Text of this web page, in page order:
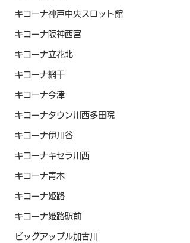
キコーナ神戸中央スロット館
キコーナ阪神西宮
キコーナ立花北
キコーナ網干
キコーナ今津
キコーナタウン川西多田院
キコーナ伊川谷
キコーナキセラ川西
キコーナ青木
キコーナ姫路
キコーナ姫路駅前
ビッグアップル加古川